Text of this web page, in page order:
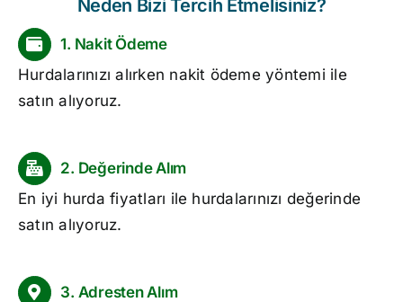
Neden Bizi Tercih Etmelisiniz?
1. Nakit Ödeme
Hurdalarınızı alırken nakit ödeme yöntemi ile
satın alıyoruz.
2. Değerinde Alım
En iyi hurda fiyatları ile hurdalarınızı değerinde
satın alıyoruz.
3. Adresten Alım